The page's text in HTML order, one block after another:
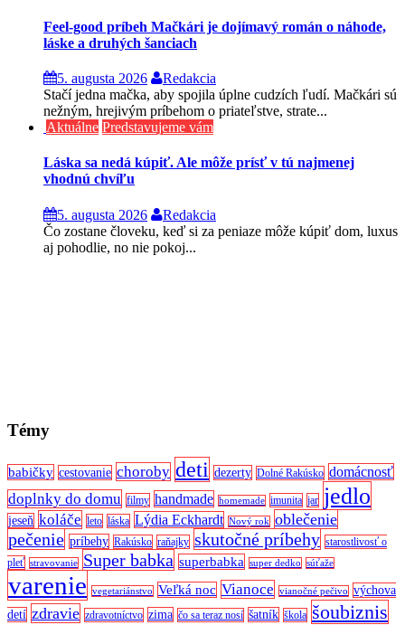
Feel-good príbeh Mačkári je dojímavý román o náhode,
láske a druhých šanciach
5. augusta 2026
Redakcia
Stačí jedna mačka, aby spojila úplne cudzích ľudí. Mačkári sú
nežným, hrejivým príbehom o priateľstve, strate...
Aktuálne Predstavujeme vám
Láska sa nedá kúpiť. Ale môže prísť v tú najmenej
vhodnú chvíľu
5. augusta 2026
Redakcia
Čo zostane človeku, keď si za peniaze môže kúpiť dom, luxus
aj pohodlie, no nie pokoj...
Témy
babičky cestovanie choroby deti dezerty Dolné Rakúsko domácnosť
doplnky do domu filmy handmade homemade imunita jar jedlo
jeseň koláče leto láska Lýdia Eckhardt Nový rok oblečenie
pečenie príbehy Rakúsko raňajky skutočné príbehy starostlivosť o
pleť stravovanie Super babka superbabka super dedko súťaže
varenie vegetariánstvo Veľká noc Vianoce vianočné pečivo
výchova
detí zdravie zdravotníctvo zima čo sa teraz nosí šatník škola šoubiznis